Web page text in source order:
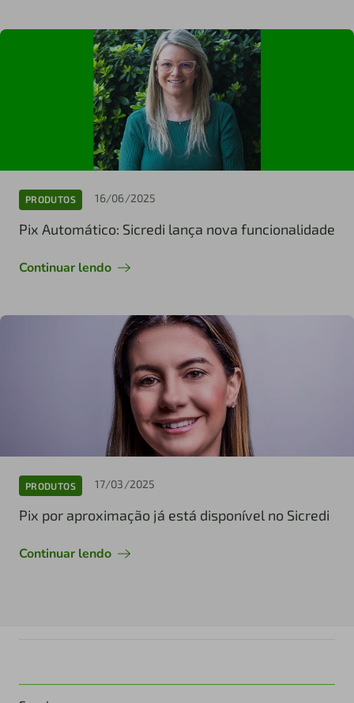
PRODUTOS 16/06/2025
Pix Automático: Sicredi lança nova funcionalidade
Continuar lendo
PRODUTOS 17/03/2025
Pix por aproximação já está disponível no Sicredi
Continuar lendo